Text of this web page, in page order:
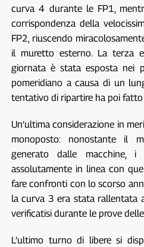
curva 4 durante le FP1,
corrispondenza della
FP2, riuscendo
il muretto esterno. La terza
giornata è stata esposta nei
pomeridiano a causa di un
tentativo di ripartire ha poi fatto
Un’ultima considerazione in
monoposto: nonostante il
generato dalle macchine,
assolutamente in linea con
fare confronti con lo scorso
la curva 3 era stata rallentata
verificatisi durante le prove
L’ultimo turno di libere si